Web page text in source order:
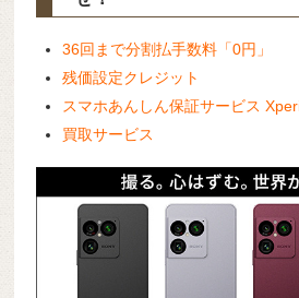
36回まで分割払手数料「0円」
残価設定クレジット
スマホあんしん保証サービス
買取サービス